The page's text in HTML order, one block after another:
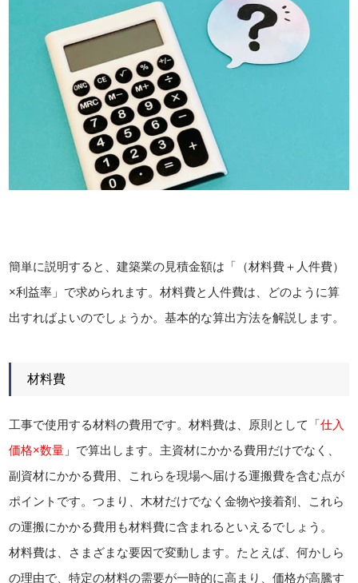
簡単に説明すると、建築業の見積金額は「（材料費＋人件費）
×利益率」で求められます。材料費と人件費は、どのように算
出すればよいのでしょうか。基本的な算出方法を解説します。
材料費
工事で使用する材料の費用です。材料費は、原則として「仕入
価格×数量 」で算出します。主資材にかかる費用だけでなく、
副資材にかかる費用、これらを現場へ届ける運搬費を含む点が
ポイントです。つまり、木材だけでなく金物や接着剤、これら
の運搬にかかる費用も材料費に含まれるといえるでしょう。
材料費は、さまざまな要因で変動します。たとえば、何かしら
の理由で、特定の材料の需要が一時的に高まり、価格が高騰す